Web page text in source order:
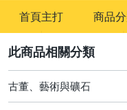
首頁主打 商品
古董、藝術與礦石
玩具、模型與公仔
古董、藝術與礦石